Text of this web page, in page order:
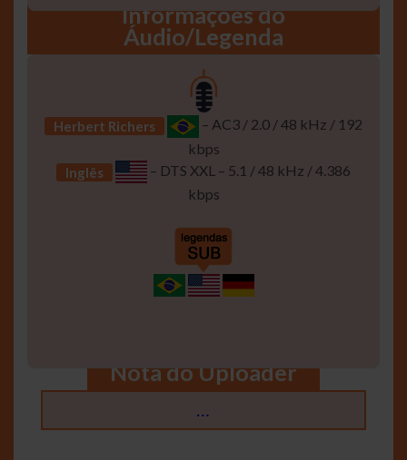
Informaçôes do
Áudio/Legenda
Herbert Richers
– AC3 / 2.0 / 48 kHz / 192
kbps
Inglês
– DTS XXL – 5.1 / 48 kHz / 4.386
kbps
Nota do Uploader